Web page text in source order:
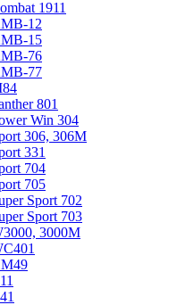
1911
12
15
76
77
801
Win 304
306, 306M
331
704
705
Sport 702
Sport 703
3000М